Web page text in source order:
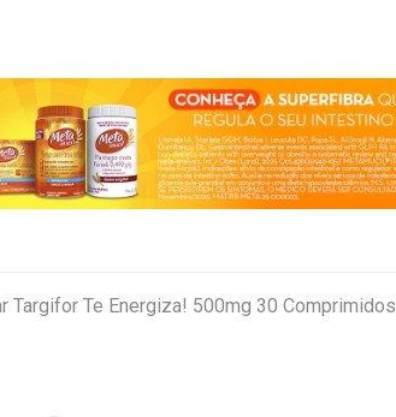
Targifor Te Energiza! 500mg 30 Comprimidos